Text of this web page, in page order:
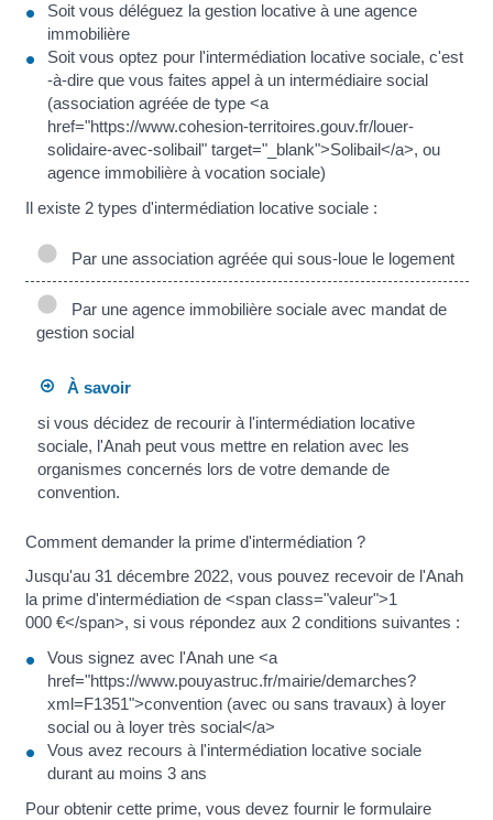
Soit vous déléguez la gestion locative à une agence
immobilière
Soit vous optez pour l'intermédiation locative sociale, c'est
-à-dire que vous faites appel à un intermédiaire social
(association agréée de type <a
href="https://www.cohesion-territoires.gouv.fr/louer-
solidaire-avec-solibail" target="_blank">Solibail</a>, ou
agence immobilière à vocation sociale)
Il existe 2 types d'intermédiation locative sociale :
Par une association agréée qui sous-loue le logement
Par une agence immobilière sociale avec mandat de
gestion social
À savoir
si vous décidez de recourir à l'intermédiation locative
sociale, l'Anah peut vous mettre en relation avec les
organismes concernés lors de votre demande de
convention.
Comment demander la prime d'intermédiation ?
Jusqu'au 31 décembre 2022, vous pouvez recevoir de l'Anah
la prime d'intermédiation de <span class="valeur">1
000 €</span>, si vous répondez aux 2 conditions suivantes :
Vous signez avec l'Anah une <a
href="https://www.pouyastruc.fr/mairie/demarches?
xml=F1351">convention (avec ou sans travaux) à loyer
social ou à loyer très social</a>
Vous avez recours à l'intermédiation locative sociale
durant au moins 3 ans
Pour obtenir cette prime, vous devez fournir le formulaire